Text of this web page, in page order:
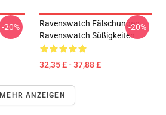
-20%
Ravenswatch Fälschungen
Ravenswatch Süßigkeiten
32,35 £ - 37,88 £
-20%
MEHR ANZEIGEN